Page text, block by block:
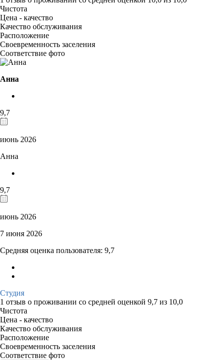
Чистота
Цена - качество
Качество обслуживания
Расположение
Своевременность заселения
Соответствие фото
Анна
9,7
июнь 2026
Анна
9,7
июнь 2026
7 июня 2026
Средняя оценка пользователя: 9,7
Студия
1 отзыв о проживании со средней оценкой 9,7 из 10,0
Чистота
Цена - качество
Качество обслуживания
Расположение
Своевременность заселения
Соответствие фото